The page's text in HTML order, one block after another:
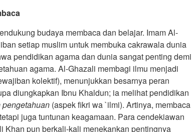
budaya membaca dan belajar. Imam Al-
setiap muslim untuk membuka cakrawala dunia
pendidikan agama dan dunia sangat penting demi
agama. Al-Ghazali membagi ilmu menjadi
kolektif), menunjukkan besarnya peran
diungkapkan Ibnu Khaldun; ia melihat pendidikan
(aspek fikri wa `ilmi). Artinya, membaca
juga tuntunan keagamaan. Para cendekiawan
Khan pun berkali-kali menekankan pentingnya